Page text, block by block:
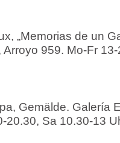
„Memorias de un
Arroyo 959. Mo-Fr
Gemälde. Galería
20.30, Sa 10.30-13